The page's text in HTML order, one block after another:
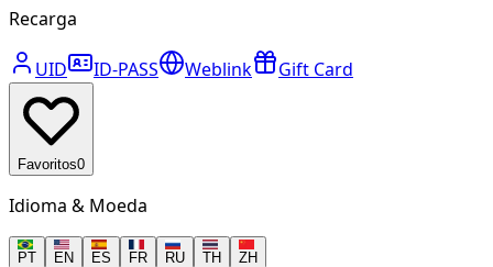
Recarga
UID ID-PASS Weblink Gift Card
Favoritos0
Idioma & Moeda
PT EN ES FR RU TH
ZH